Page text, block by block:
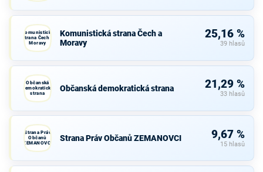
Komunistická
strana Čech a
Moravy
Komunistická strana Čech a
Moravy
25,16 %
39 hlasů
Občanská
demokratická
strana
Občanská demokratická strana 21,29 %
33 hlasů
Strana Práv
Občanů
ZEMANOVCI
Strana Práv Občanů ZEMANOVCI 9,67 %
15 hlasů